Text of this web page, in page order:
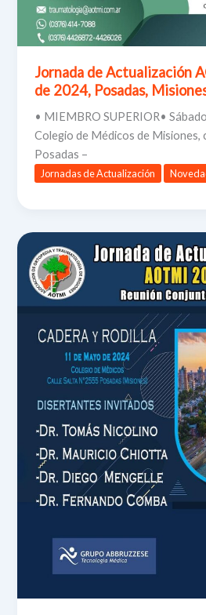
Jornada de Actualización
de 2024, Posadas,
• MIEMBRO SUPERIOR•
Colegio de Médicos de Misiones,
Posadas –
Jornadas de Actualización